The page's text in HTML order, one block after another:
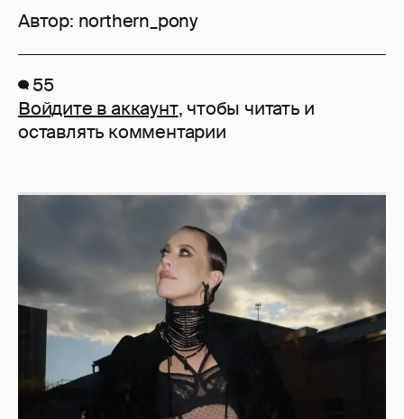
Автор: northern_pony
55
Войдите в аккаунт, чтобы читать и
оставлять комментарии